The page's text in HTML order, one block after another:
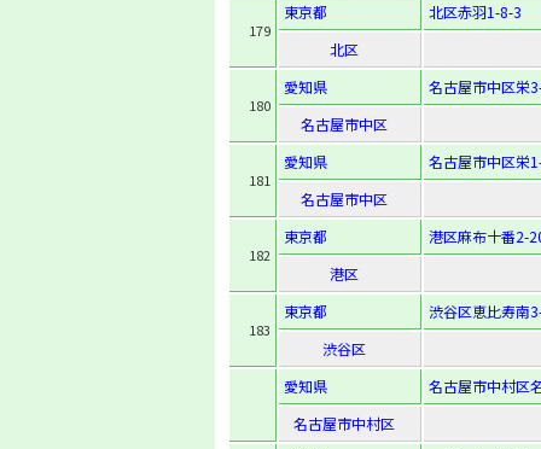
179
東京都
北区赤羽1-8-3
北区
180
愛知県
名古屋市中区栄
名古屋市中区
181
愛知県
名古屋市中区栄
名古屋市中区
182
東京都
港区麻布十番2-
港区
183
東京都
渋谷区恵比寿南
渋谷区
愛知県
名古屋市中村区
名古屋市中村区